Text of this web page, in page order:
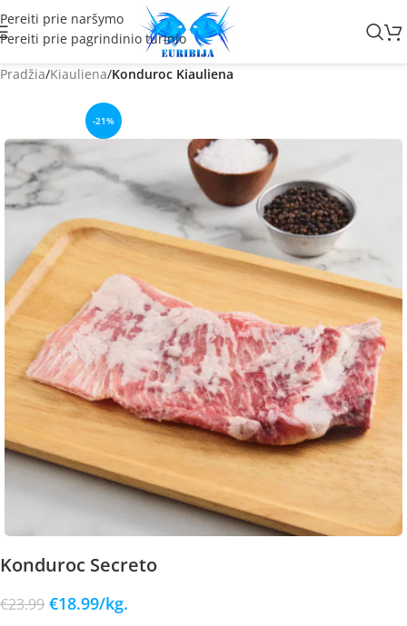
Pereiti prie naršymo
Pereiti prie pagrindinio turinio
Pradžia Kiauliena Konduroc Kiauliena
-21%
Konduroc Secreto
€23.99 €18.99/kg.